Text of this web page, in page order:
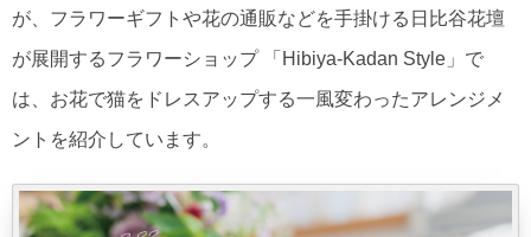
が、フラワーギフトや花の通販などを手掛ける日比谷花壇
が展開するフラワーショップ 「Hibiya-Kadan Style」で
は、お花で猫をドレスアップする一風変わったアレンジメ
ントを紹介しています。